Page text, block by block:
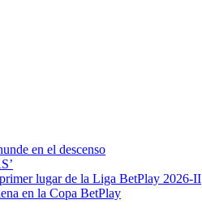
en el descenso
lugar de la Liga BetPlay 2026-II
en la Copa BetPlay